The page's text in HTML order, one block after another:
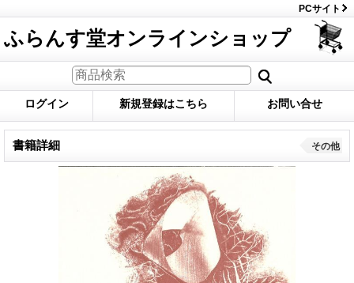
PCサイト
ふらんす堂オンラインショップ
ログイン 新規登録はこちら お問い合せ
書籍詳細 その他